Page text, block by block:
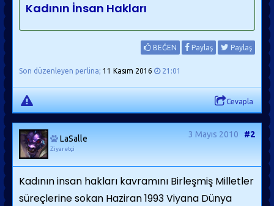
Kadının İnsan Hakları
BEĞEN Paylaş Paylaş
Son düzenleyen perlina; 11 Kasım 2016 21:01
Cevapla
LaSalle
Ziyaretçi
3 Mayıs 2010 #2
Kadının insan hakları kavramını Birleşmiş Milletler
süreçlerine sokan Haziran 1993 Viyana Dünya